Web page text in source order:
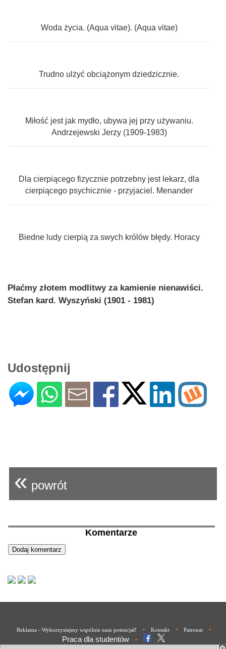
Woda życia. (Aqua vitae). (Aqua vitae)
Trudno ulżyć obciążonym dziedzicznie.
Miłość jest jak mydło, ubywa jej przy używaniu.
Andrzejewski Jerzy (1909-1983)
Dla cierpiącego fizycznie potrzebny jest lekarz, dla
cierpiącego psychicznie - przyjaciel. Menander
Biedne ludy cierpią za swych królów błędy. Horacy
Płaćmy złotem modlitwy za kamienie nienawiści.
Stefan kard. Wyszyński (1901 - 1981)
Udostępnij
« powrót
Komentarze
Reklama - Wykorzystajmy wspólnie nasz potencjał! • Kontakt • Patronat •
Praca dla studentów •